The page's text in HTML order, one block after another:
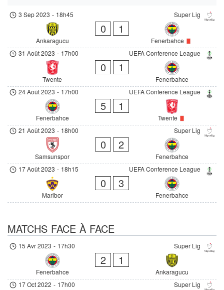
Super Lig
3 Sep 2023 - 18h45
Ankaragucu
0 1
Fenerbahce
UEFA Conference League
31 Août 2023 - 17h00
Twente
0 1
Fenerbahce
UEFA Conference League
24 Août 2023 - 17h00
Fenerbahce
5 1
Twente
Super Lig
21 Août 2023 - 18h00
Samsunspor
0 2
Fenerbahce
UEFA Conference League
17 Août 2023 - 18h15
Maribor
0 3
Fenerbahce
MATCHS FACE À FACE
Super Lig
15 Avr 2023 - 17h30
Fenerbahce
2 1
Ankaragucu
Super Lig
17 Oct 2022 - 17h00